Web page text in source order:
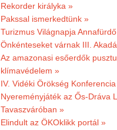
Rekorder királyka »
Pakssal ismerkedtünk »
Turizmus Világnapja
Önkénteseket várnak III.
Az amazonasi esőerdők
klímavédelem »
IV. Vidéki Örökség
Nyereményjáték az Ős-Dráva
Tavaszváróban »
Elindult az ÖKOklikk portál »